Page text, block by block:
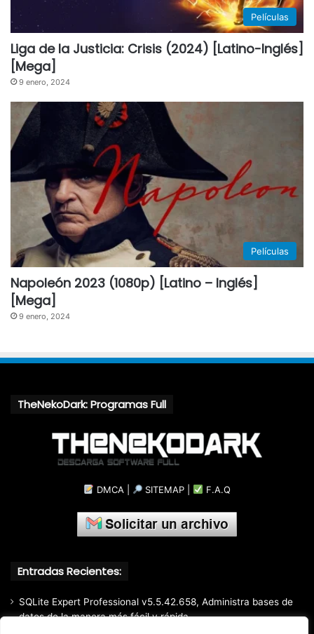
Películas
Liga de la Justicia: Crisis (2024) [Latino-Inglés]
[Mega]
9 enero, 2024
Películas
Napoleón 2023 (1080p) [Latino – Inglés]
[Mega]
9 enero, 2024
TheNekoDark: Programas Full
DMCA SITEMAP F.A.Q
Entradas Recientes:
SQLite Expert Professional v5.5.42.658, Administra bases de
datos de la manera más fácil y rápida